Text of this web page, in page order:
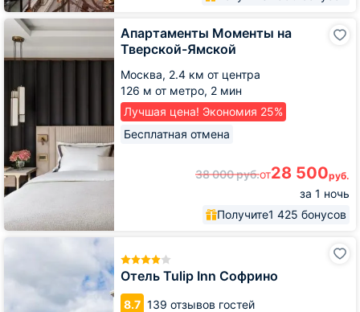
Апартаменты Моменты на
Тверской-Ямской
Москва, 2.4 км от центра
126 м от метро, 2 мин
Лучшая цена! Экономия 25%
Бесплатная отмена
38 000руб.от28 500руб.
за 1 ночь
Получите1 425 бонусов
Апартаменты
Моменты
на
Ямской
Отель Tulip Inn Софрино
8.7 139 отзывов гостей
Софрино